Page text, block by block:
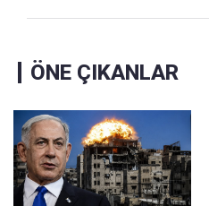
ÖNE ÇIKANLAR